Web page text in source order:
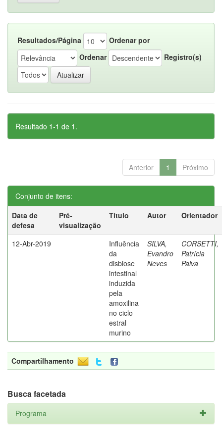
Resultados/Página
Ordenar por
Ordenar
Registro(s)
Resultado 1-1 de 1.
Anterior 1 Próximo
Conjunto de itens:
Data de
defesa
Pré-
visualização
Título Autor Orientador
12-Abr-2019
Influência
da
disbiose
intestinal
induzida
pela
amoxilina
no ciclo
estral
murino
SILVA,
Evandro
Neves
CORSETTI,
Patrícia
Paiva
Compartilhamento
Busca facetada
Programa